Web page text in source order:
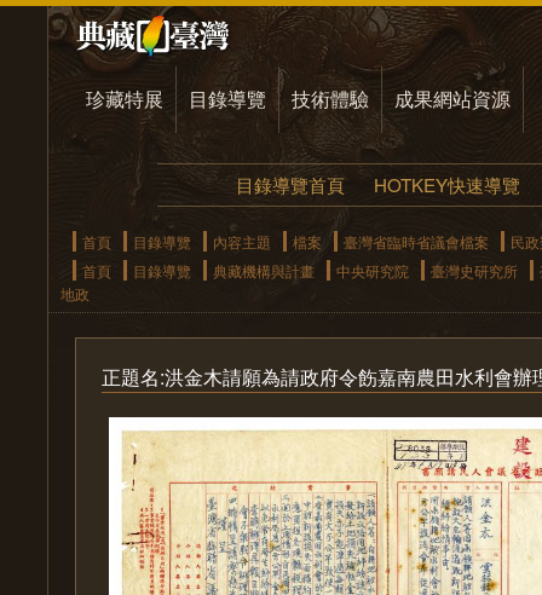
珍藏特展 目錄導覽 技術體驗 成果網站資源
目錄導覽首頁 HOTKEY快速導覽
首頁 目錄導覽 內容主題 檔案 臺灣省臨時省議會檔案
民
首頁
目錄導覽 典藏機構與計畫 中央研究院 臺灣史研究所
地政
正題名:洪金木請願為請政府令飭嘉南農田水利會